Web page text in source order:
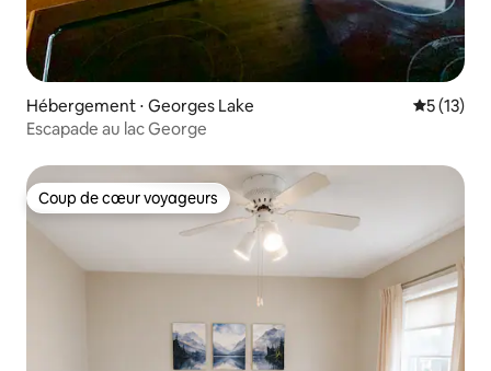
Hébergement ⋅ Georges Lake
5 (13)
Escapade au lac George
Coup de cœur voyageurs
Coup de cœur voyageurs